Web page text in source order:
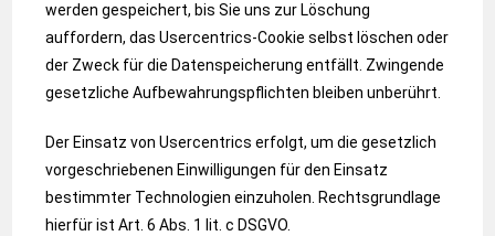
werden gespeichert, bis Sie uns zur Löschung
auffordern, das Usercentrics-Cookie selbst löschen oder
der Zweck für die Datenspeicherung entfällt. Zwingende
gesetzliche Aufbewahrungspflichten bleiben unberührt.
Der Einsatz von Usercentrics erfolgt, um die gesetzlich
vorgeschriebenen Einwilligungen für den Einsatz
bestimmter Technologien einzuholen. Rechtsgrundlage
hierfür ist Art. 6 Abs. 1 lit. c DSGVO.